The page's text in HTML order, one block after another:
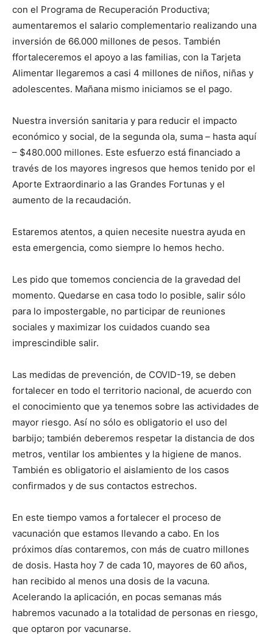
con el Programa de Recuperación Productiva;
aumentaremos el salario complementario realizando una
inversión de 66.000 millones de pesos. También
ffortaleceremos el apoyo a las familias, con la Tarjeta
Alimentar llegaremos a casi 4 millones de niños, niñas y
adolescentes. Mañana mismo iniciamos se el pago.
Nuestra inversión sanitaria y para reducir el impacto
económico y social, de la segunda ola, suma – hasta aquí
– $480.000 millones. Este esfuerzo está financiado a
través de los mayores ingresos que hemos tenido por el
Aporte Extraordinario a las Grandes Fortunas y el
aumento de la recaudación.
Estaremos atentos, a quien necesite nuestra ayuda en
esta emergencia, como siempre lo hemos hecho.
Les pido que tomemos conciencia de la gravedad del
momento. Quedarse en casa todo lo posible, salir sólo
para lo impostergable, no participar de reuniones
sociales y maximizar los cuidados cuando sea
imprescindible salir.
Las medidas de prevención, de COVID-19, se deben
fortalecer en todo el territorio nacional, de acuerdo con
el conocimiento que ya tenemos sobre las actividades de
mayor riesgo. Así no sólo es obligatorio el uso del
barbijo; también deberemos respetar la distancia de dos
metros, ventilar los ambientes y la higiene de manos.
También es obligatorio el aislamiento de los casos
confirmados y de sus contactos estrechos.
En este tiempo vamos a fortalecer el proceso de
vacunación que estamos llevando a cabo. En los
próximos días contaremos, con más de cuatro millones
de dosis. Hasta hoy 7 de cada 10, mayores de 60 años,
han recibido al menos una dosis de la vacuna.
Acelerando la aplicación, en pocas semanas más
habremos vacunado a la totalidad de personas en riesgo,
que optaron por vacunarse.